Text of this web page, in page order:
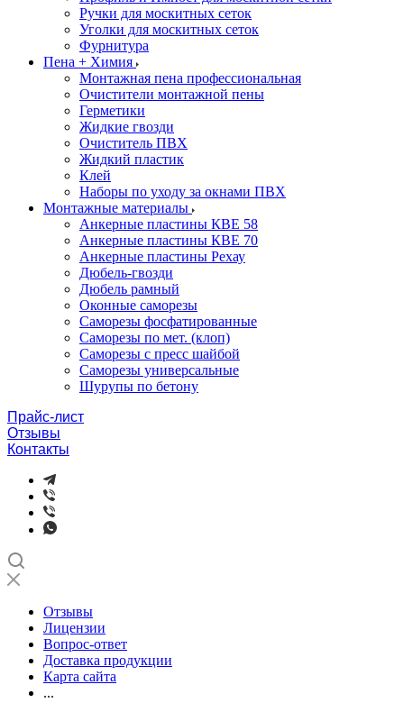
Ручки для москитных сеток
Уголки для москитных сеток
Фурнитура
Пена + Химия
Монтажная пена профессиональная
Очистители монтажной пены
Герметики
Жидкие гвозди
Очиститель ПВХ
Жидкий пластик
Клей
Наборы по уходу за окнами ПВХ
Монтажные материалы
Анкерные пластины КВЕ 58
Анкерные пластины КВЕ 70
Анкерные пластины Рехау
Дюбель-гвозди
Дюбель рамный
Оконные саморезы
Саморезы фосфатированные
Саморезы по мет. (клоп)
Саморезы с пресс шайбой
Саморезы универсальные
Шурупы по бетону
Прайс-лист
Отзывы
Контакты
Отзывы
Лицензии
Вопрос-ответ
Доставка продукции
Карта сайта
...